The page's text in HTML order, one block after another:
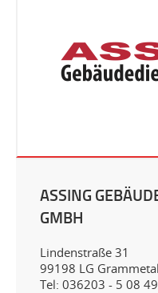
ASSING
GMBH
Lindenstraße 31
99198 LG
Tel: 036203 - 5 08 49